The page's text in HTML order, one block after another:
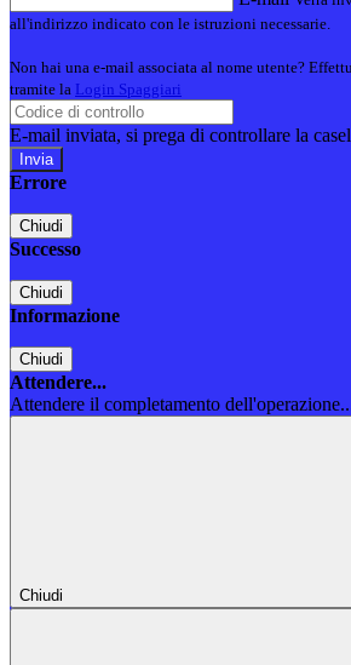
all'indirizzo indicato con le istruzioni necessarie.
Non hai una e-mail associata al nome utente?
tramite la Login Spaggiari
E-mail inviata, si prega di controllare la
Errore
Chiudi
Successo
Chiudi
Informazione
Chiudi
Attendere...
Attendere il completamento
Chiudi